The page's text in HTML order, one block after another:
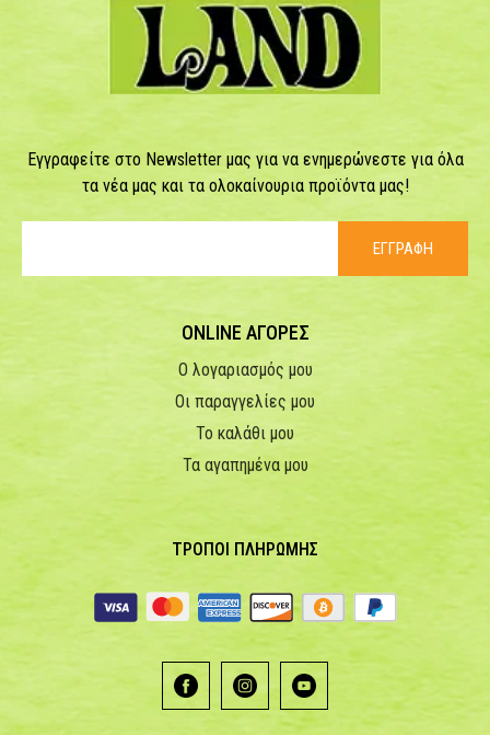
Εγγραφείτε στο Newsletter μας για να ενημερώνεστε για όλα
τα νέα μας και τα ολοκαίνουρια προϊόντα μας!
ΕΓΓΡΑΦΗ
ONLINE ΑΓΟΡΕΣ
Ο λογαριασμός μου
Οι παραγγελίες μου
Το καλάθι μου
Τα αγαπημένα μου
ΤΡΟΠΟΙ ΠΛΗΡΩΜΗΣ